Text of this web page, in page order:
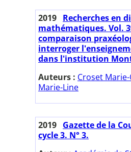
2019 Recherches en
mathématiques. Vol.
comparaison
interroger
dans l'institution
Auteurs : Croset
Marie-Line
2019 Gazette de la
cycle 3. N° 3.